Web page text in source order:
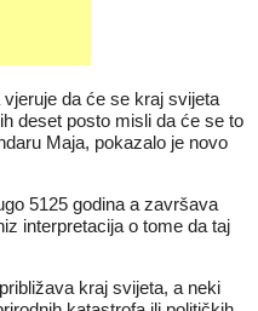
da će se kraj svijeta
deset posto misli da će se to
Maja, pokazalo je novo
5125 godina a završava
interpretacija o tome da taj
kraj svijeta, a neki